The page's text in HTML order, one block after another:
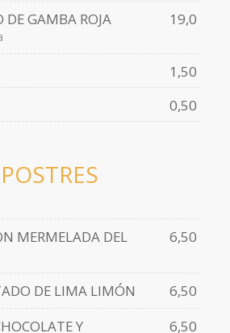
DE GAMBA ROJA
19,0
1,50
0,50
POSTRES
MERMELADA DEL
6,50
DE LIMA LIMÓN
6,50
Y
6,50